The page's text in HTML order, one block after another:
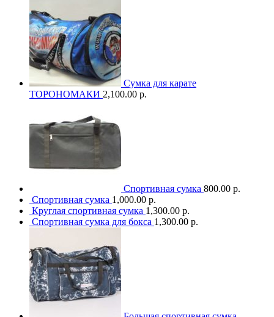
Сумка для карате
ТОРОНОМАКИ 2,100.00 р.
Спортивная сумка 800.00 р.
Спортивная сумка 1,000.00 р.
Круглая спортивная сумка 1,300.00 р.
Спортивная сумка для бокса 1,300.00 р.